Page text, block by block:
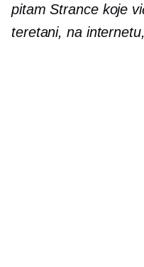
pitam Strance koje
teretani, na